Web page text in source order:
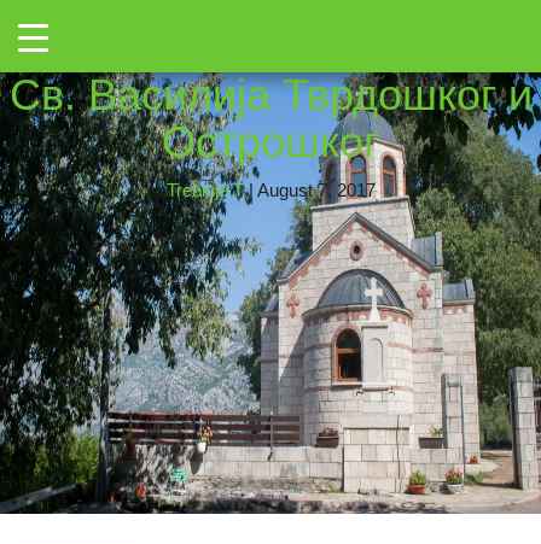
Toggle
IMG_2627
Св. Василија Тврдошког и
Острошког
Trebinje T | August 7, 2017